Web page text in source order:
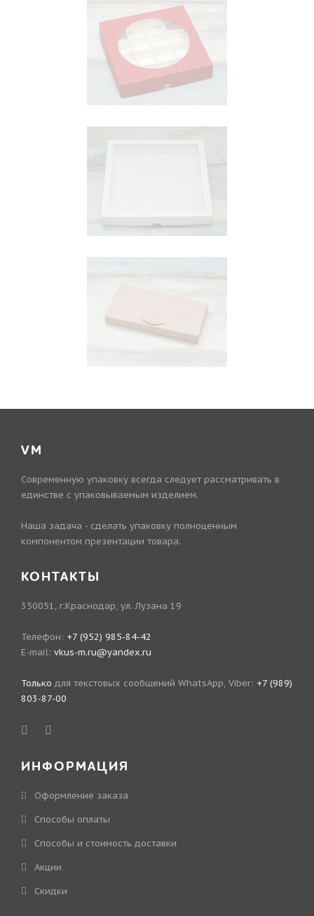
VM
Современную упаковку всегда следует рассматривать в
единстве с упаковываемым изделием.
Наша задача - сделать упаковку полноценным
компонентом презентации товара.
КОНТАКТЫ
350051, г.Краснодар, ул. Лузана 19
Телефон: +7 (952) 985-84-42
E-mail: vkus-m.ru@yandex.ru
Только для текстовых сообщений WhatsApp, Viber: +7 (989)
803-87-00
ИНФОРМАЦИЯ
Оформление заказа
Способы оплаты
Способы и стоимость доставки
Акции
Скидки